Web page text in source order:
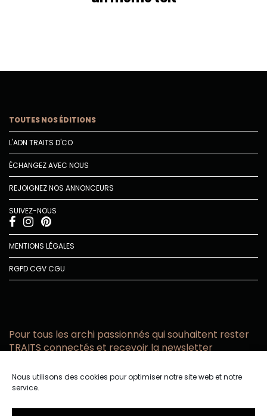
Nous utilisons des cookies pour optimiser notre site web et notre
service.
TOUTES NOS ÉDITIONS
L'ADN TRAITS D'CO
ÉCHANGEZ AVEC NOUS
REJOIGNEZ NOS ANNONCEURS
SUIVEZ-NOUS
MENTIONS LÉGALES
RGPDCGVCGU
Pour tous les archi passionnés qui souhaitent rester
TRAITS connectés et recevoir la newsletter
email
confidentialité.